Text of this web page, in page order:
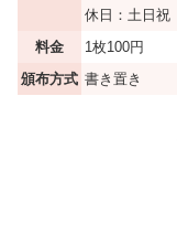
休日：土日祝
料金
1枚100円
頒布方式 書き置き